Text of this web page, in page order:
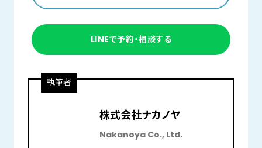
LINEで予約・相談する
執筆者
株式会社ナカノヤ
Nakanoya Co., Ltd.